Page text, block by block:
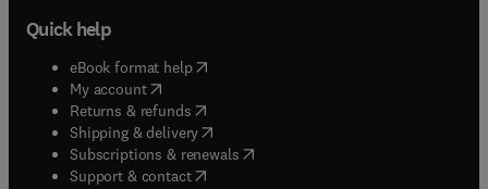
Quick help
eBook format help( opens in new tab/window
My account( opens in new tab/window
Returns & refunds( opens in new tab/window
Shipping & delivery(opens in new tab/window
Subscriptions & renewals( opens in new tab/window
Support & contact( opens in new tab/window